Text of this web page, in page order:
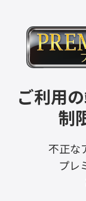
ご利用
制
不正な
プレ